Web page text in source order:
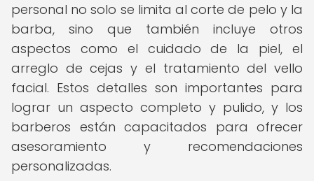
personal no solo se limita al corte de pelo y la
barba, sino que también incluye otros
aspectos como el cuidado de la piel, el
arreglo de cejas y el tratamiento del vello
facial. Estos detalles son importantes para
lograr un aspecto completo y pulido, y los
barberos están capacitados para ofrecer
asesoramiento y recomendaciones
personalizadas.